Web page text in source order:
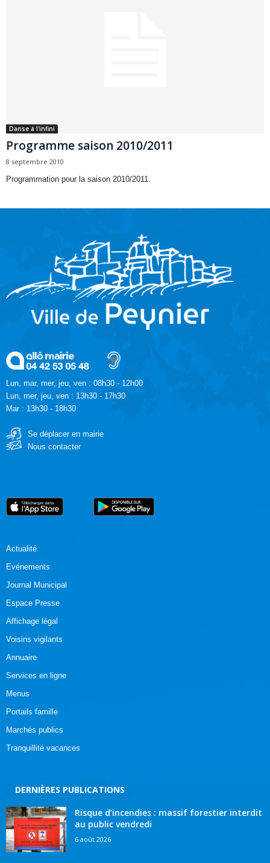
Danse à l'infini
Programme saison 2010/2011
8 septembre 2010
Programmation pour la saison 2010/2011.
Lun, mar, mer, jeu, ven : 08h30 - 12h00
Lun, mer, jeu, ven : 13h30 - 17h30
Mar : 13h30 - 18h30
Se déplacer en mairie
Nous contacter
Actualité
Evénements
Journal Municipal
Espace Presse
Affichage légal
Voisins vigilants
Annuaire
Services en ligne
Menus
Portails famille
Marchés publics
Tranquillité vacances
DERNIÈRES PUBLICATIONS
Risque d’incendies : massif forestier interdit
au public vendredi
6 août 2026